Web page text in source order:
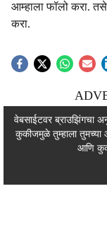
आम्हाला फॉलो करा.
करा.
वेबसाईटवर ब्राउझिंगचा
कुकीजमुळे तुम्हाला
आणि